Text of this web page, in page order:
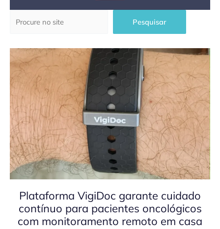
Pesquisar
Plataforma VigiDoc garante cuidado
contínuo para pacientes oncológicos
com monitoramento remoto em casa